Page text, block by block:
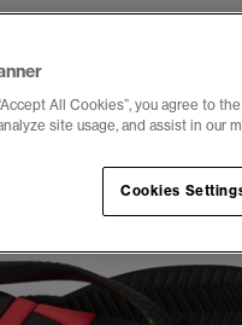
All Cookies”, you agree to
site usage, and assist in our
Cookies